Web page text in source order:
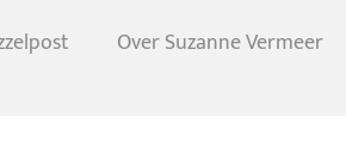
Over Suzanne Vermeer